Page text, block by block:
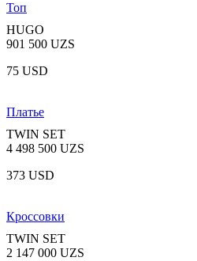
Топ
HUGO
901 500 UZS
75 USD
Платье
TWIN SET
4 498 500 UZS
373 USD
Кроссовки
TWIN SET
2 147 000 UZS